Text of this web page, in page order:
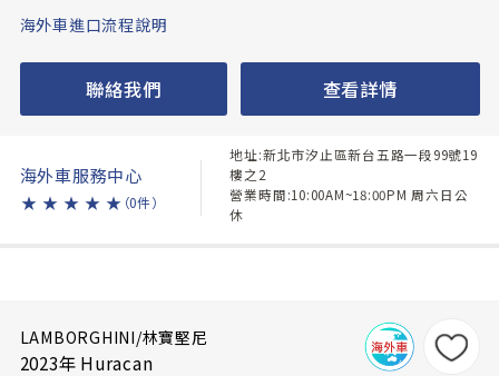
海外車進口流程說明
聯絡我們 查看詳情
海外車服務中心
★ ★ ★ ★ ★ （0件）
地址:新北市汐止區新台五路一段99號19
樓之2
營業時間:10:00AM~18:00PM 周六日公
休
LAMBORGHINI/林寶堅尼
2023年 Huracan